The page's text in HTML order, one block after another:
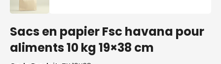
Sacs en papier Fsc havana pour
aliments 10 kg 19×38 cm